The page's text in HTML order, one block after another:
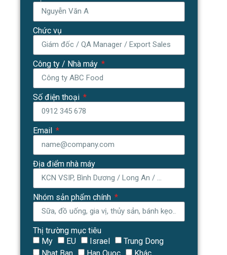
Chức vụ
Công ty / Nhà máy
Số điện thoại
Email
Địa điểm nhà máy
Nhóm sản phẩm chính
Thị trường mục tiêu
My
EU Israel
Trung Dong